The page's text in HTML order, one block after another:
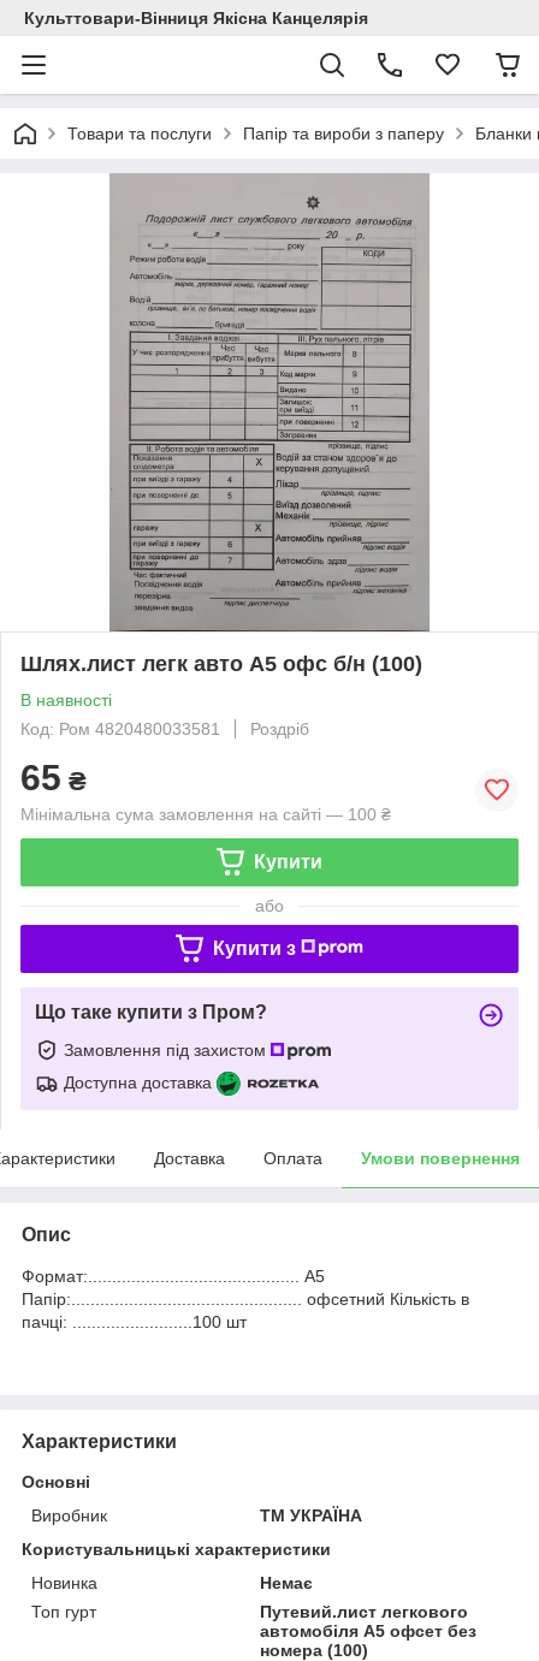
Культтовари-Вінниця Якісна Канцелярія
Товари та послуги Папір та вироби з паперу Бланки
Шлях.лист легк авто А5 офс б/н (100)
В наявності
Код: Ром 4820480033581
Роздріб
65 ₴
Мінімальна сума замовлення на сайті — 100 ₴
Купити
або
Купити з
Що таке купити з Пром?
Замовлення під захистом
Доступна доставка
Доставка Оплата Умови повернення
Опис
Формат:............................................ А5
Папір:................................................ офсетний Кількість в
пачці: .........................100 шт
Характеристики
Основні
Виробник
ТМ УКРАЇНА
Користувальницькі характеристики
Новинка
Немає
Топ гурт
Путевий.лист легкового
автомобіля А5 офсет без
номера (100)